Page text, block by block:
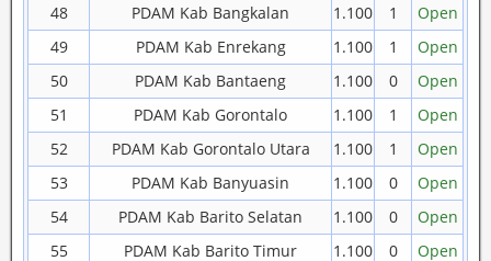
48
PDAM Kab Bangkalan 1.100 1
Open
49
PDAM Kab Enrekang 1.100 1
Open
50
PDAM Kab Bantaeng 1.100 0
Open
51
PDAM Kab Gorontalo 1.100 1
Open
52
PDAM Kab Gorontalo Utara 1.100 1
Open
53
PDAM Kab Banyuasin 1.100 0
Open
54
PDAM Kab Barito Selatan 1.100 0
Open
55
PDAM Kab Barito Timur 1.100 0 Open